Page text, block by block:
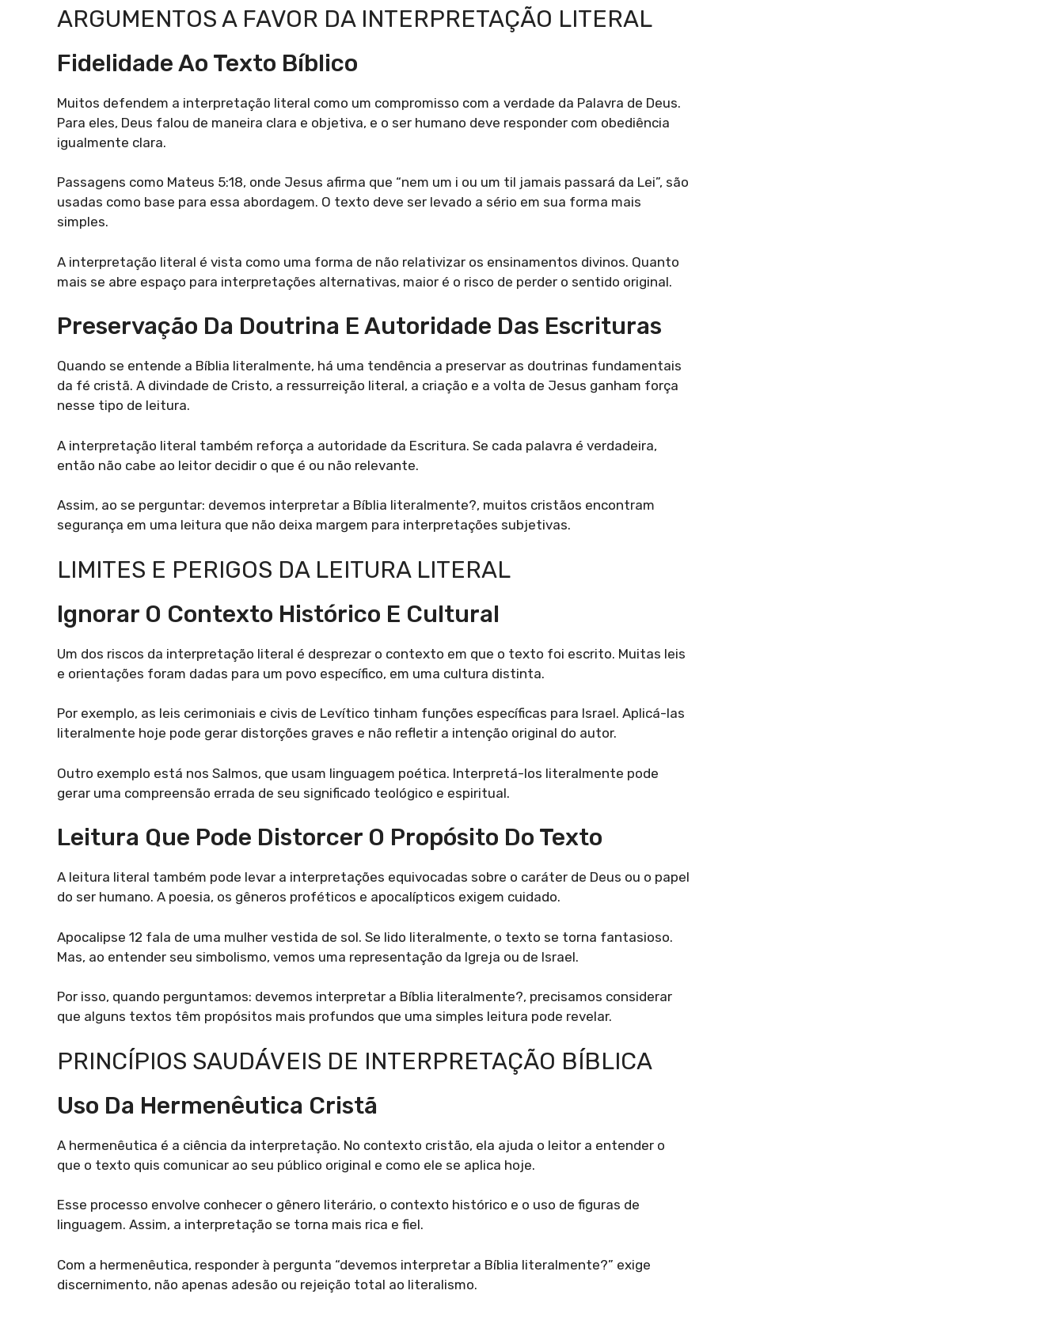
ARGUMENTOS A FAVOR DA INTERPRETAÇÃO LITERAL
Fidelidade Ao Texto Bíblico
Muitos defendem a interpretação literal como um compromisso com a verdade da Palavra de Deus.
Para eles, Deus falou de maneira clara e objetiva, e o ser humano deve responder com obediência
igualmente clara.
Passagens como Mateus 5:18, onde Jesus afirma que “nem um i ou um til jamais passará da Lei”, são
usadas como base para essa abordagem. O texto deve ser levado a sério em sua forma mais
simples.
A interpretação literal é vista como uma forma de não relativizar os ensinamentos divinos. Quanto
mais se abre espaço para interpretações alternativas, maior é o risco de perder o sentido original.
Preservação Da Doutrina E Autoridade Das Escrituras
Quando se entende a Bíblia literalmente, há uma tendência a preservar as doutrinas fundamentais
da fé cristã. A divindade de Cristo, a ressurreição literal, a criação e a volta de Jesus ganham força
nesse tipo de leitura.
A interpretação literal também reforça a autoridade da Escritura. Se cada palavra é verdadeira,
então não cabe ao leitor decidir o que é ou não relevante.
Assim, ao se perguntar: devemos interpretar a Bíblia literalmente?, muitos cristãos encontram
segurança em uma leitura que não deixa margem para interpretações subjetivas.
LIMITES E PERIGOS DA LEITURA LITERAL
Ignorar O Contexto Histórico E Cultural
Um dos riscos da interpretação literal é desprezar o contexto em que o texto foi escrito. Muitas leis
e orientações foram dadas para um povo específico, em uma cultura distinta.
Por exemplo, as leis cerimoniais e civis de Levítico tinham funções específicas para Israel. Aplicá-las
literalmente hoje pode gerar distorções graves e não refletir a intenção original do autor.
Outro exemplo está nos Salmos, que usam linguagem poética. Interpretá-los literalmente pode
gerar uma compreensão errada de seu significado teológico e espiritual.
Leitura Que Pode Distorcer O Propósito Do Texto
A leitura literal também pode levar a interpretações equivocadas sobre o caráter de Deus ou o papel
do ser humano. A poesia, os gêneros proféticos e apocalípticos exigem cuidado.
Apocalipse 12 fala de uma mulher vestida de sol. Se lido literalmente, o texto se torna fantasioso.
Mas, ao entender seu simbolismo, vemos uma representação da Igreja ou de Israel.
Por isso, quando perguntamos: devemos interpretar a Bíblia literalmente?, precisamos considerar
que alguns textos têm propósitos mais profundos que uma simples leitura pode revelar.
PRINCÍPIOS SAUDÁVEIS DE INTERPRETAÇÃO BÍBLICA
Uso Da Hermenêutica Cristã
A hermenêutica é a ciência da interpretação. No contexto cristão, ela ajuda o leitor a entender o
que o texto quis comunicar ao seu público original e como ele se aplica hoje.
Esse processo envolve conhecer o gênero literário, o contexto histórico e o uso de figuras de
linguagem. Assim, a interpretação se torna mais rica e fiel.
Com a hermenêutica, responder à pergunta “devemos interpretar a Bíblia literalmente?” exige
discernimento, não apenas adesão ou rejeição total ao literalismo.